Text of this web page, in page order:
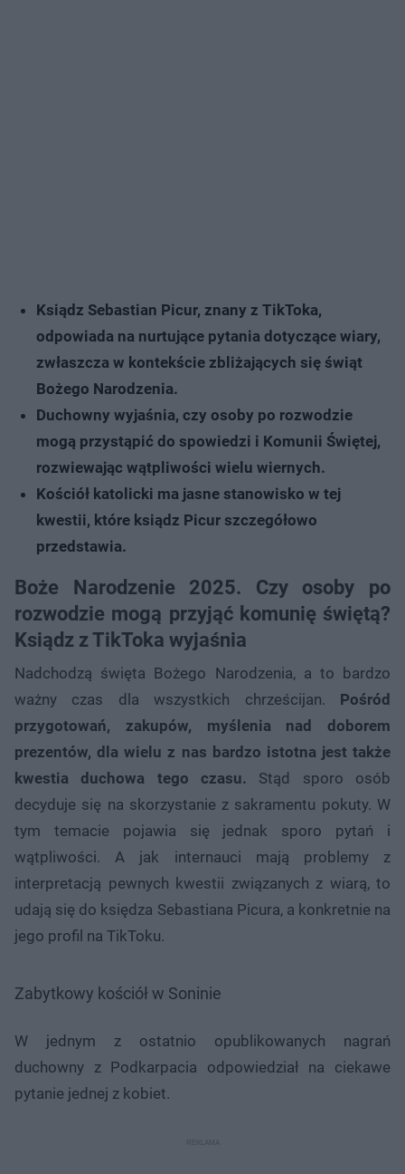
Ksiądz Sebastian Picur, znany z TikToka,
odpowiada na nurtujące pytania dotyczące wiary,
zwłaszcza w kontekście zbliżających się świąt
Bożego Narodzenia.
Duchowny wyjaśnia, czy osoby po rozwodzie
mogą przystąpić do spowiedzi i Komunii Świętej,
rozwiewając wątpliwości wielu wiernych.
Kościół katolicki ma jasne stanowisko w tej
kwestii, które ksiądz Picur szczegółowo
przedstawia.
Boże Narodzenie 2025. Czy osoby po
rozwodzie mogą przyjąć komunię świętą?
Ksiądz z TikToka wyjaśnia
Nadchodzą święta Bożego Narodzenia, a to bardzo
ważny czas dla wszystkich chrześcijan. Pośród
przygotowań, zakupów, myślenia nad doborem
prezentów, dla wielu z nas bardzo istotna jest także
kwestia duchowa tego czasu. Stąd sporo osób
decyduje się na skorzystanie z sakramentu pokuty. W
tym temacie pojawia się jednak sporo pytań i
wątpliwości. A jak internauci mają problemy z
interpretacją pewnych kwestii związanych z wiarą, to
udają się do księdza Sebastiana Picura, a konkretnie na
jego profil na TikToku.
Zabytkowy kościół w Soninie
W jednym z ostatnio opublikowanych nagrań
duchowny z Podkarpacia odpowiedział na ciekawe
pytanie jednej z kobiet.